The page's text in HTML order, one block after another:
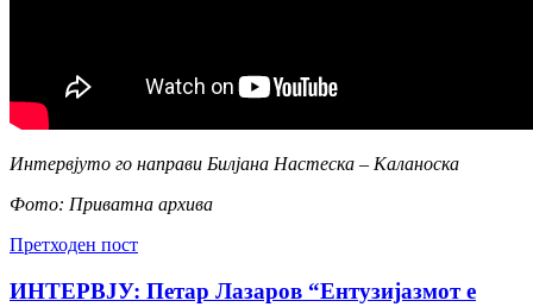
Интервјуто го направи Билјана Настеска – Каланоска
Фото: Приватна архива
Претходен пост
ИНТЕРВЈУ: Петар Лазаров “Ентузијазмот е